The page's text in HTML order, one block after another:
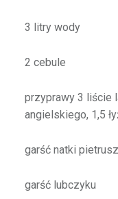
3 litry wody
2 cebule
przyprawy 3 liście
angielskiego, 1,5
garść natki
garść lubczyku